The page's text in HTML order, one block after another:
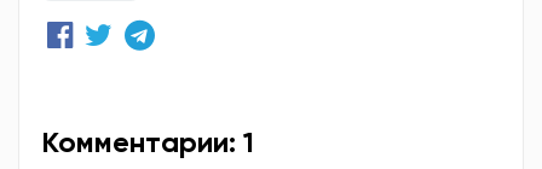
Комментарии: 1